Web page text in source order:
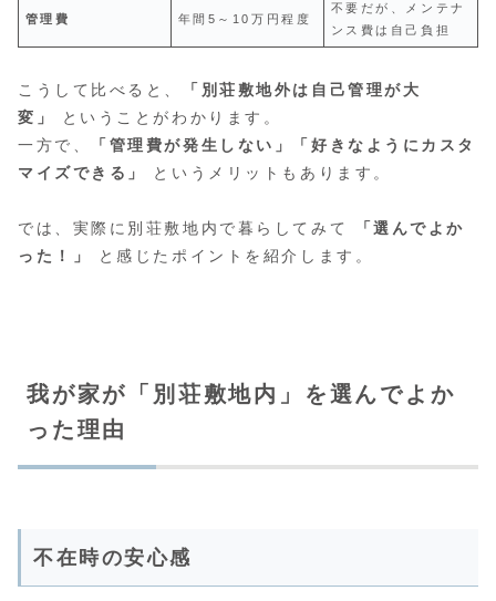
管理費 年間5～10万円程度
不要だが、メンテナ
ンス費は自己負担
こうして比べると、
「別荘敷地外は自己管理が大
変」
ということがわかります。
一方で、
「管理費が発生しない」「好きなようにカスタ
マイズできる」
というメリットもあります。
では、実際に別荘敷地内で暮らしてみて
「選んでよか
った！」
と感じたポイントを紹介します。
我が家が「別荘敷地内」を選んでよか
った理由
不在時の安心感